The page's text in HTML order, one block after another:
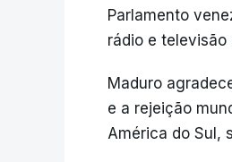
Parlamento
rádio e televisão
Maduro
e a rejeição
América do Sul,